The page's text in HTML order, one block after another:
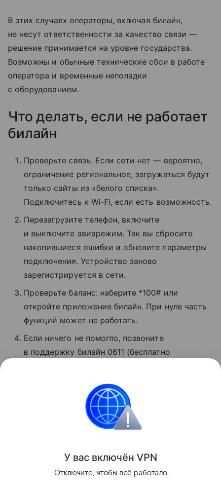
В этих случаях операторы, включая билайн,
не несут ответственности за качество связи —
решение принимается на уровне государства.
Возможны и обычные технические сбои в работе
оператора и временные неполадки
с оборудованием.
Что делать, если не работает
билайн
Проверьте связь. Если сети нет — вероятно,
ограничение региональное, загружаться будут
только сайты из «белого списка».
Подключитесь к Wi-Fi, если есть возможность.
Перезагрузите телефон, включите
и выключите авиарежим. Так вы сбросите
накопившиеся ошибки и обновите параметры
подключения. Устройство заново
зарегистрируется в сети.
Проверьте баланс: наберите *100# или
откройте приложение билайн. При нуле часть
функций может не работать.
Если ничего не помогло, позвоните
в поддержку билайн 0611 (бесплатно
Поделиться
У вас включён VPN
Отключите, чтобы всё работало